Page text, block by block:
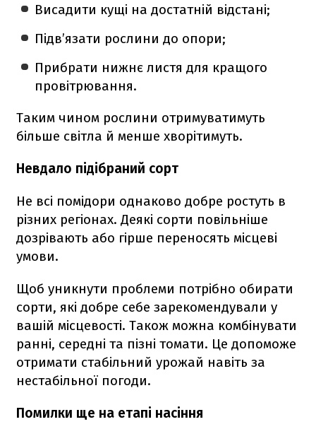
Висадити кущі на достатній відстані;
Підв’язати рослини до опори;
Прибрати нижнє листя для кращого
провітрювання.
Таким чином рослини отримуватимуть
більше світла й менше хворітимуть.
Невдало підібраний сорт
Не всі помідори однаково добре ростуть в
різних регіонах. Деякі сорти повільніше
дозрівають або гірше переносять місцеві
умови.
Щоб уникнути проблеми потрібно обирати
сорти, які добре себе зарекомендували у
вашій місцевості. Також можна комбінувати
ранні, середні та пізні томати. Це допоможе
отримати стабільний урожай навіть за
нестабільної погоди.
Помилки ще на етапі насіння